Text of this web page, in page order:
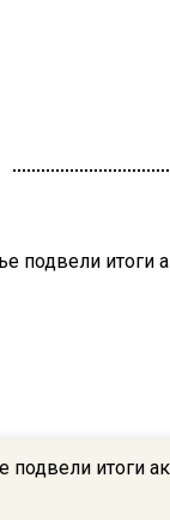
подвели итоги